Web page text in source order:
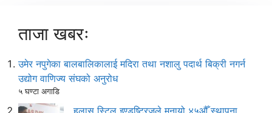
ताजा खबरः
उमेर नपुगेका बालबालिकालाई मदिरा तथा नशालु पदार्थ बिक्री नगर्न
उद्योग वाणिज्य संघको अनुरोध
५ घण्टा अगाडि